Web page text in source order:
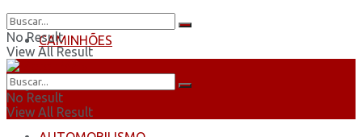
CAMINHÕES
ÔNIBUS
No Result
View All Result
No Result
View All Result